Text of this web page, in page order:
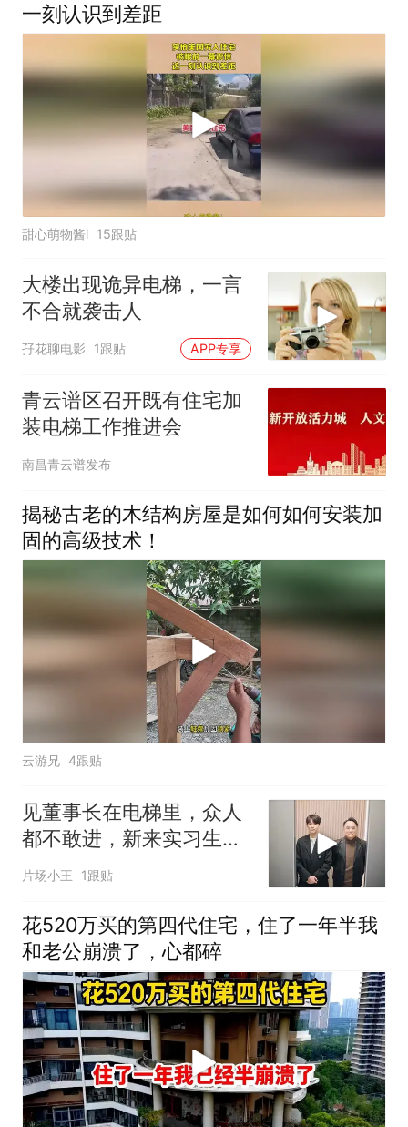
一刻认识到差距
甜心萌物酱i 15跟贴
大楼出现诡异电梯，一言
不合就袭击人
孖花聊电影 1跟贴 APP专享
青云谱区召开既有住宅加
装电梯工作推进会
南昌青云谱发布
揭秘古老的木结构房屋是如何如何安装加
固的高级技术！
云游兄 4跟贴
见董事长在电梯里，众人
都不敢进，新来实习生却
胆子超大直接上
片场小王 1跟贴
花520万买的第四代住宅，住了一年半我
和老公崩溃了，心都碎